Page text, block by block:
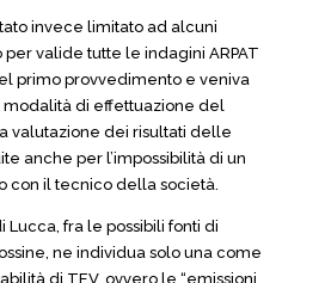
invece limitato ad alcuni
valide tutte le indagini ARPAT
primo provvedimento e veniva
modalità di effettuazione del
valutazione dei risultati delle
anche per l’impossibilità di un
con il tecnico della società.
Lucca, fra le possibili fonti di
ne individua solo una come
di TEV, ovvero le “emissioni